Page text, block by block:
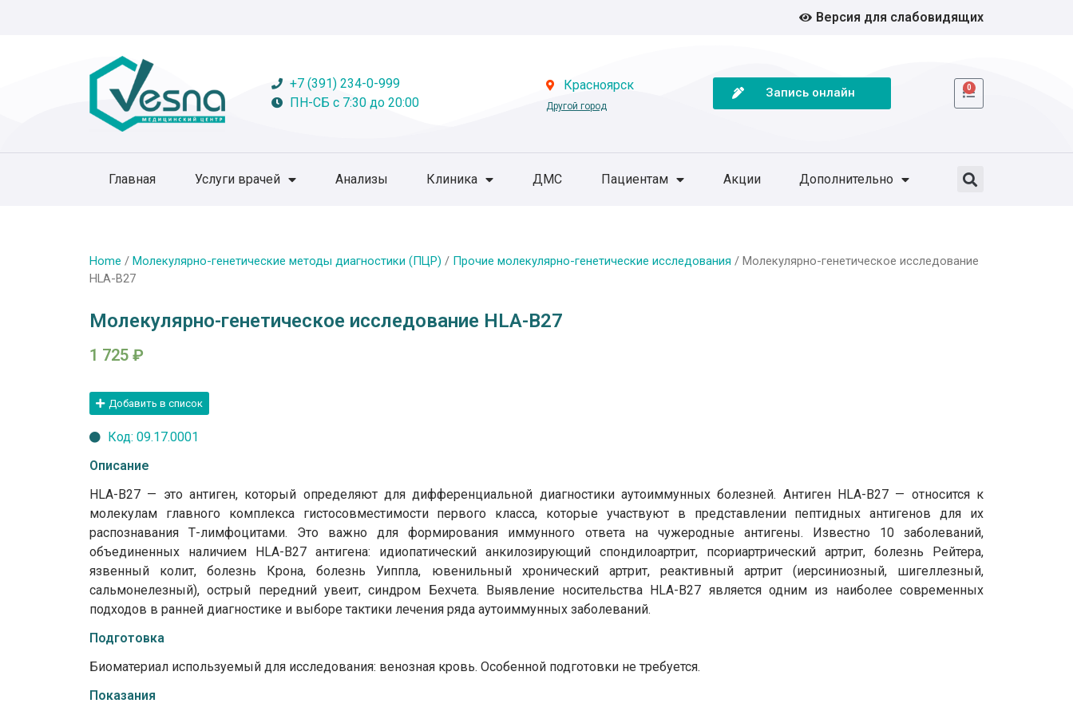
Версия для слабовидящих
+7 (391) 234-0-999
ПН-СБ с 7:30 до 20:00
Красноярск
Другой город
Запись онлайн 0
Главная Услуги врачей Анализы Клиника ДМС Пациентам Акции Дополнительно
Home / Молекулярно-генетические методы диагностики (ПЦР) / Прочие молекулярно-генетические исследования / Молекулярно-генетическое исследование
HLA-B27
Молекулярно-генетическое исследование HLA-B27
1 725 ₽
Добавить в список
Код: 09.17.0001
Описание
HLA-B27 — это антиген, который определяют для дифференциальной диагностики аутоиммунных болезней. Антиген HLA-B27 — относится к
молекулам главного комплекса гистосовместимости первого класса, которые участвуют в представлении пептидных антигенов для их
распознавания Т-лимфоцитами. Это важно для формирования иммунного ответа на чужеродные антигены. Известно 10 заболеваний,
объединенных наличием HLA-B27 антигена: идиопатический анкилозирующий спондилоартрит, псориартрический артрит, болезнь Рейтера,
язвенный колит, болезнь Крона, болезнь Уиппла, ювенильный хронический артрит, реактивный артрит (иерсиниозный, шигеллезный,
сальмонелезный), острый передний увеит, синдром Бехчета. Выявление носительства HLA-B27 является одним из наиболее современных
подходов в ранней диагностике и выборе тактики лечения ряда аутоиммунных заболеваний.
Подготовка
Биоматериал используемый для исследования: венозная кровь. Особенной подготовки не требуется.
Показания